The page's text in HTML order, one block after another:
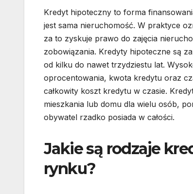
Kredyt hipoteczny to forma
jest sama nieruchomość. W praktyce
za to zyskuje prawo do zajęcia
zobowiązania. Kredyty hipoteczne są
od kilku do nawet trzydziestu lat.
oprocentowania, kwota kredytu oraz
całkowity koszt kredytu w czasie.
mieszkania lub domu dla wielu osób,
obywatel rzadko posiada w całości.
Jakie są rodzaje
rynku?